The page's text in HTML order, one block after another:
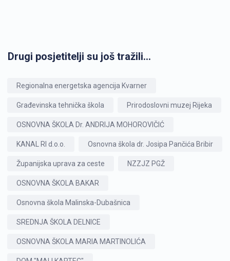
Drugi posjetitelji su još tražili...
Regionalna energetska agencija Kvarner
Građevinska tehnička škola Prirodoslovni muzej Rijeka
OSNOVNA ŠKOLA Dr. ANDRIJA MOHOROVIČIĆ
KANAL RI d.o.o. Osnovna škola dr. Josipa Pančića Bribir
Županijska uprava za ceste NZZJZ PGŽ
OSNOVNA ŠKOLA BAKAR
Osnovna škola Malinska-Dubašnica
SREDNJA ŠKOLA DELNICE
OSNOVNA ŠKOLA MARIA MARTINOLIĆA